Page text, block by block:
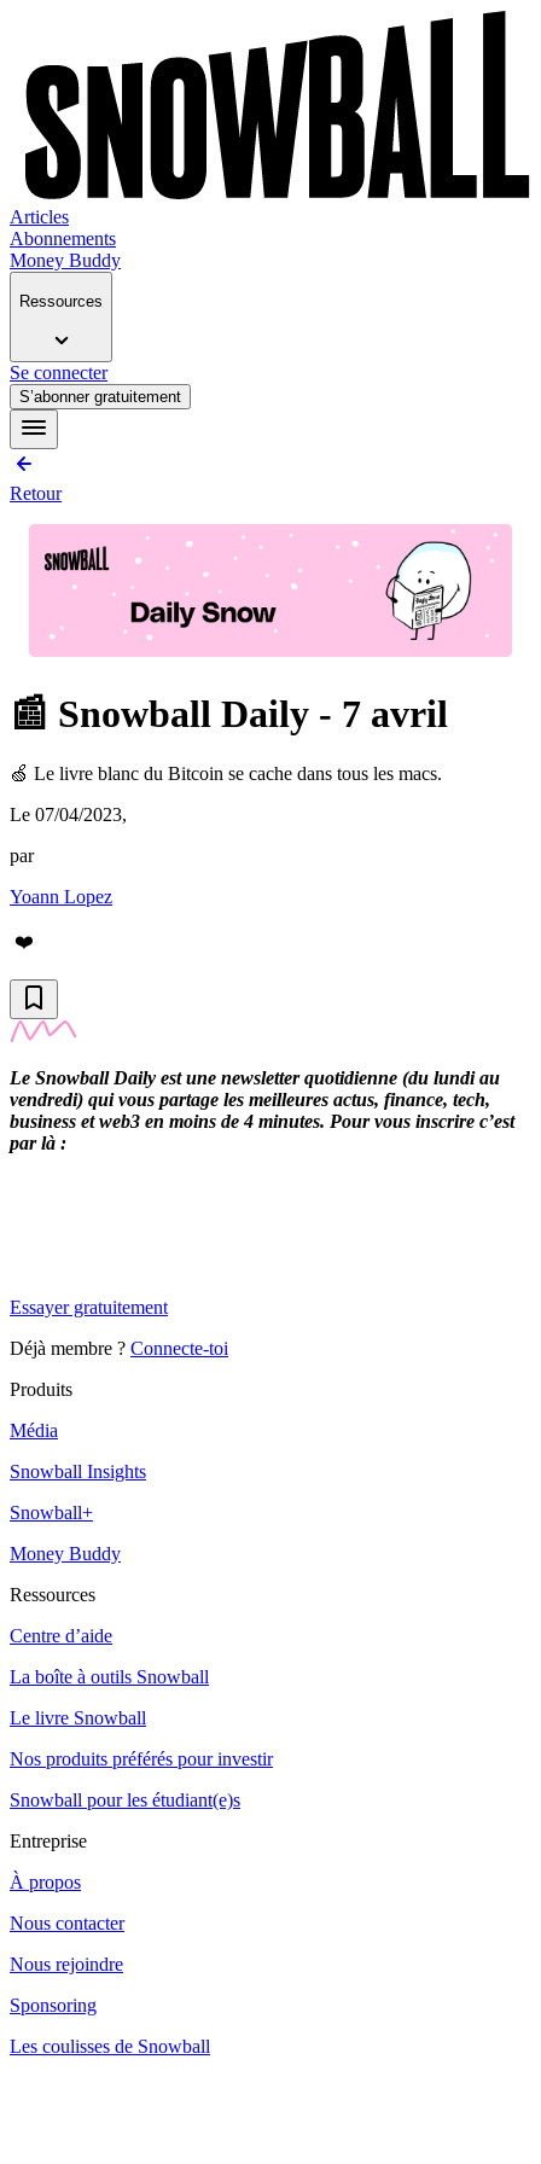
Articles
Abonnements
Money Buddy
Ressources
Se connecter
S’abonner gratuitement
Retour
📰 Snowball Daily - 7 avril
🍏 Le livre blanc du Bitcoin se cache dans tous les macs.
Le 07/04/2023,
par
Yoann Lopez
❤️
Le Snowball Daily est une newsletter quotidienne (du lundi au
vendredi) qui vous partage les meilleures actus, finance, tech,
business et web3 en moins de 4 minutes. Pour vous inscrire c’est
par là :
Essayer gratuitement
Déjà membre ? Connecte-toi
Produits
Média
Snowball Insights
Snowball+
Money Buddy
Ressources
Centre d’aide
La boîte à outils Snowball
Le livre Snowball
Nos produits préférés pour investir
Snowball pour les étudiant(e)s
Entreprise
À propos
Nous contacter
Nous rejoindre
Sponsoring
Les coulisses de Snowball